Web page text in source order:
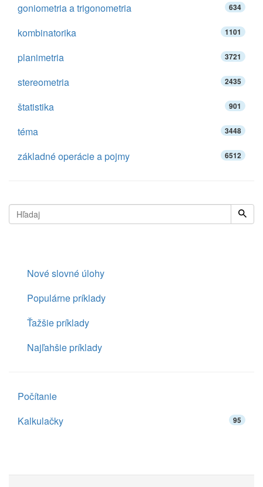
goniometria a trigonometria 634
kombinatorika 1101
planimetria 3721
stereometria 2435
štatistika 901
téma 3448
základné operácie a pojmy 6512
Nové slovné úlohy
Populárne príklady
Ťažšie príklady
Najľahšie príklady
Počítanie
Kalkulačky
95